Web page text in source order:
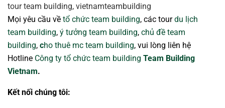
Mọi yêu cầu về tổ chức team building, các tourdu lịch
team building, ý tưởng team building, chủ đề team
building, cho thuê mc team building, vui lòng liên hệ
Hotline Công ty tổ chức team building Team Building
Vietnam.
Kết nối chúng tôi: